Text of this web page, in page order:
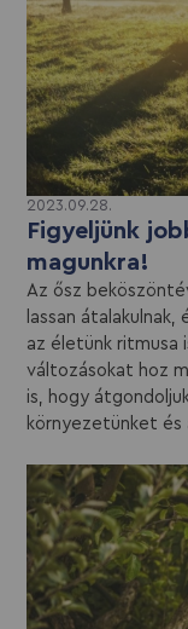
2023.09.28.
Figyeljünk
magunkra!
Az ősz
lassan
az életünk ritmusa
változásokat hoz
is, hogy
környezetünket és